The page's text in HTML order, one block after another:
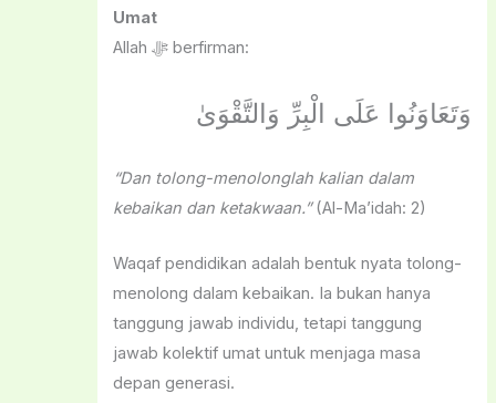
Umat
Allah ﷻ berfirman:
وَتَعَاوَنُوا عَلَى الْبِرِّ وَالتَّقْوَىٰ
“Dan tolong-menolonglah kalian dalam
kebaikan dan ketakwaan.”(Al-Ma’idah: 2)
Waqaf pendidikan adalah bentuk nyata tolong-
menolong dalam kebaikan. Ia bukan hanya
tanggung jawab individu, tetapi tanggung
jawab kolektif umat untuk menjaga masa
depan generasi.